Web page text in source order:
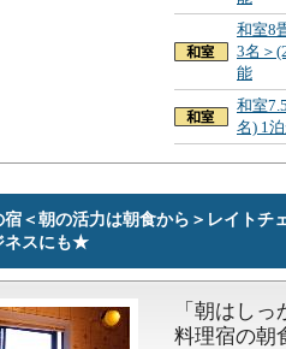
和室8
3名＞
能
和室
名) 1
宿＜朝の活力は朝食から＞レイトチ
ネスにも★
「朝はし
料理宿の朝